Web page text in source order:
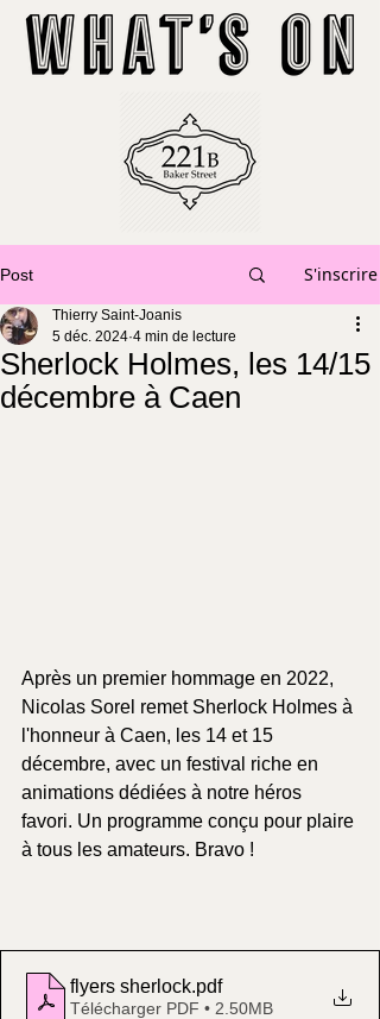
Post S'inscrire
Sherlock Holmes, les 14/15
décembre à Caen
Thierry Saint-Joanis
5 déc. 2024 4 min de lecture
Après un premier hommage en 2022,
Nicolas Sorel remet Sherlock Holmes à
l'honneur à Caen, les 14 et 15
décembre, avec un festival riche en
animations dédiées à notre héros
favori. Un programme conçu pour plaire
à tous les amateurs. Bravo !
flyers sherlock.pdf
Télécharger PDF • 2.50MB